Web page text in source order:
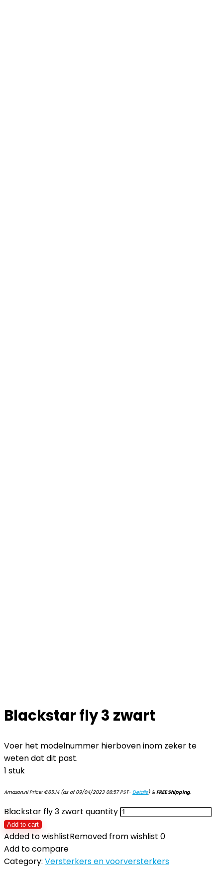
Blackstar fly 3 zwart
Voer het modelnummer hierboven inom zeker te
weten dat dit past.
1 stuk
Amazon.nl Price: €65.14(as of 09/04/2023 08:57 PST-Details)&FREE Shipping.
Blackstar fly 3 zwart quantity
Add to cart
Added to wishlistRemoved from wishlist 0
Add to compare
Category: Versterkers en voorversterkers